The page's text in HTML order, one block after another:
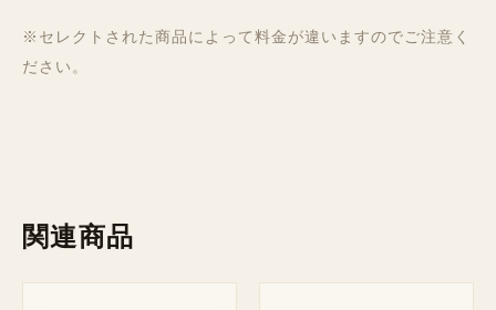
※セレクトされた商品によって料金が違いますのでご注意く
ださい。
関連商品